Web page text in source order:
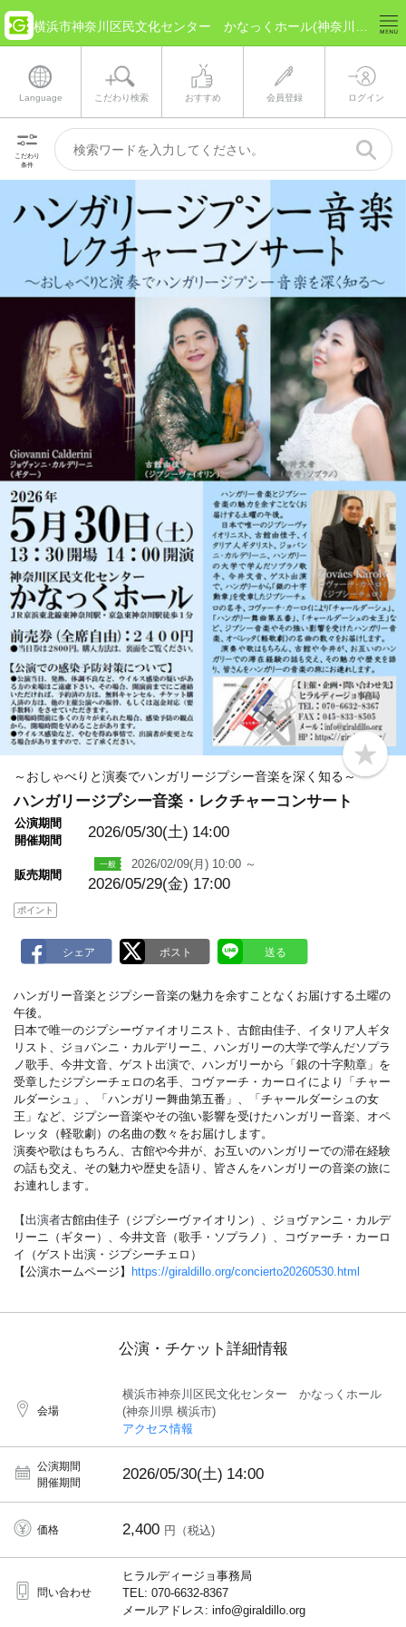
Language こだわり検索 おすすめ 会員登録 ログイン
こだわり
条件
b
o
～おしゃべりと演奏でハンガリージプシー音楽を深く知る～
ハンガリージプシー音楽・レクチャーコンサート
公演期間
開催期間
2026/05/30(土) 14:00
販売期間
2026/02/09(月) 10:00 ～
2026/05/29(金) 17:00
ポイント
ハンガリー音楽とジプシー音楽の魅力を余すことなくお届けする土曜の
午後。
日本で唯一のジプシーヴァイオリニスト、古館由佳子、イタリア人ギタ
リスト、ジョバンニ・カルデリーニ、ハンガリーの大学で学んだソプラ
ノ歌手、今井文音、ゲスト出演で、ハンガリーから「銀の十字勲章」を
受章したジプシーチェロの名手、コヴァーチ・カーロイにより「チャー
ルダーシュ」、「ハンガリー舞曲第五番」、「チャールダーシュの女
王」など、ジプシー音楽やその強い影響を受けたハンガリー音楽、オペ
レッタ（軽歌劇）の名曲の数々をお届けします。
演奏や歌はもちろん、古館や今井が、お互いのハンガリーでの滞在経験
の話も交え、その魅力や歴史を語り、皆さんをハンガリーの音楽の旅に
お連れします。
【出演者古館由佳子（ジプシーヴァイオリン）、ジョヴァンニ・カルデ
リーニ（ギター）、今井文音（歌手・ソプラノ）、コヴァーチ・カーロ
イ（ゲスト出演・ジプシーチェロ）
【公演ホームページ】
https://giraldillo.org/concierto20260530.html
公演・チケット詳細情報
会場
横浜市神奈川区民文化センター かなっくホール
(神奈川県 横浜市)
アクセス情報
公演期間
開催期間
2026/05/30(土) 14:00
価格 2,400 円（税込)
問い合わせ
ヒラルディージョ事務局
TEL: 070-6632-8367
メールアドレス: info@giraldillo.org